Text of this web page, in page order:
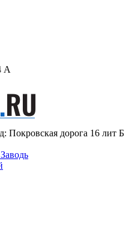
А
Покровская дорога 16 лит Б